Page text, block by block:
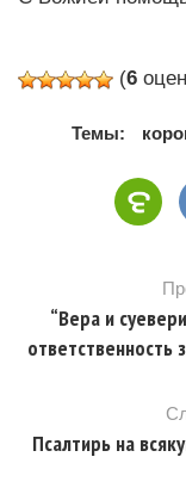
(6
Темы:
“Вера и
ответственность
Псалтирь на